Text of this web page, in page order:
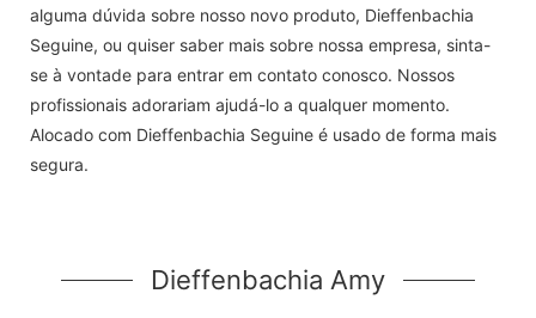
alguma dúvida sobre nosso novo produto, Dieffenbachia
Seguine, ou quiser saber mais sobre nossa empresa, sinta-
se à vontade para entrar em contato conosco. Nossos
profissionais adorariam ajudá-lo a qualquer momento.
Alocado com Dieffenbachia Seguine é usado de forma mais
segura.
Dieffenbachia Amy